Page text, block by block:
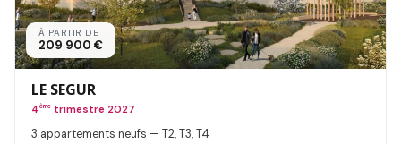
À PARTIR DE
209 900 €
LE SEGUR
4ème trimestre 2027
3 appartements neufs — T2, T3, T4